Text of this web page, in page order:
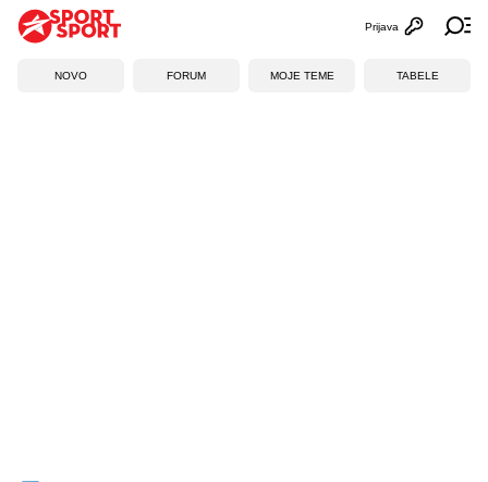
Otvori
Prijava
NOVO FORUM MOJE TEME TABELE